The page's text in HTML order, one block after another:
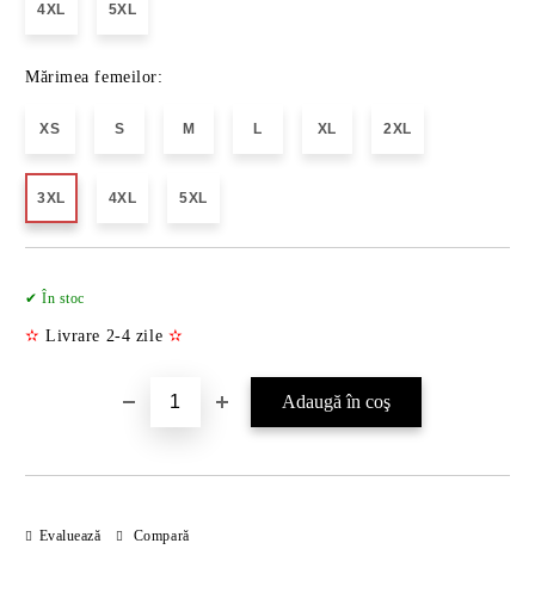
4XL 5XL
Mărimea femeilor:
XS S M L XL 2XL
3XL 4XL 5XL
✔ În stoc
✫ Livrare 2-4 zile ✫
Evaluează Compară